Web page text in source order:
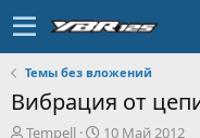
Темы без вложений
Вибрация от
А
Tempell
Д
10 Май 2012